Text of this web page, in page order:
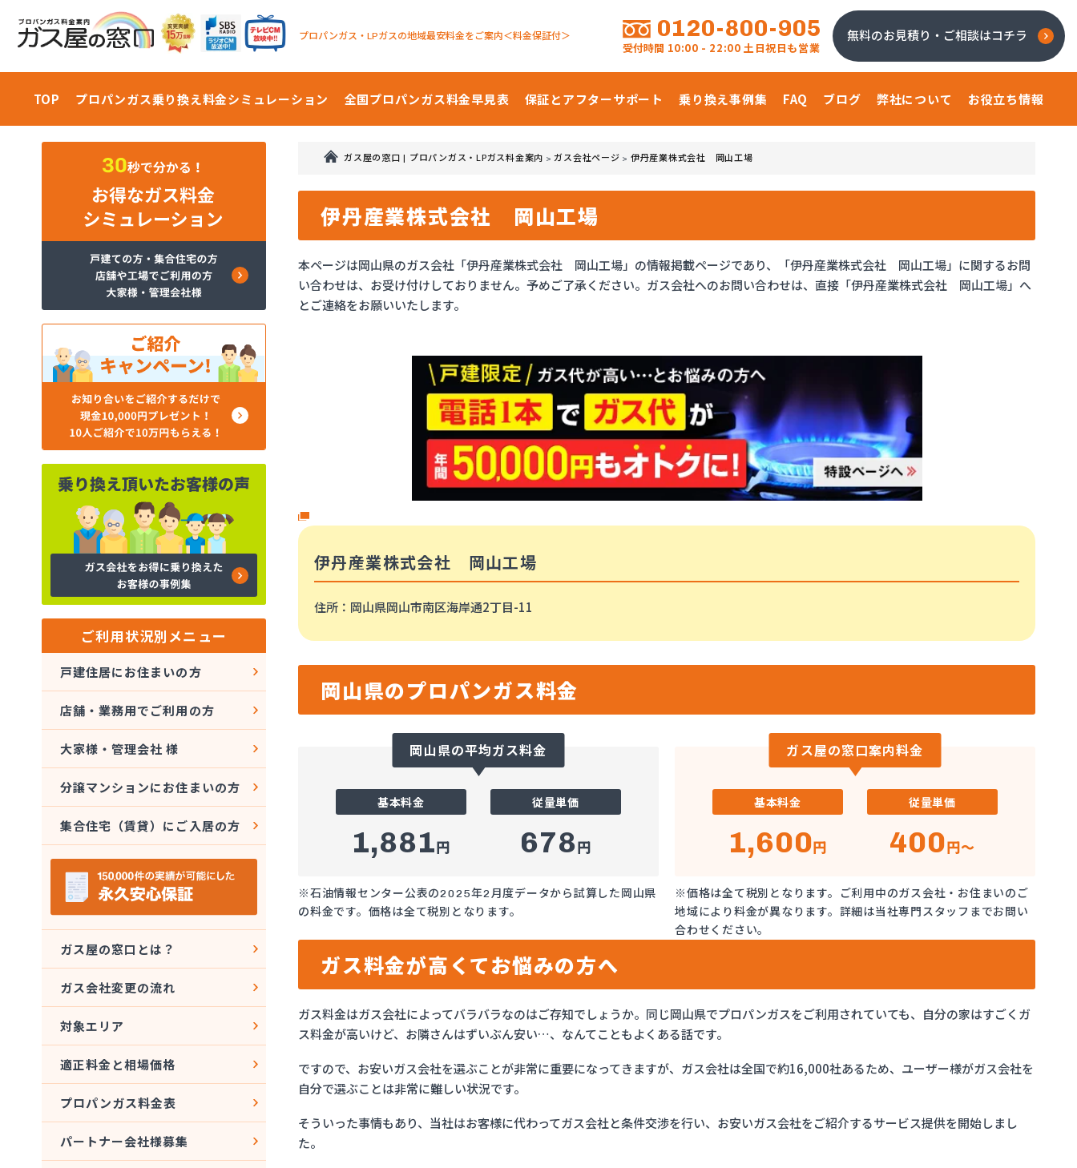
プロパンガス・LPガスの地域最安料金をご案内＜料金保証付＞ 0120-800-905
受付時間 10:00 - 22:00 土日祝日も営業
無料のお見積り・ご相談はコチラ
TOP プロパンガス乗り換え料金シミュレーション 全国プロパンガス料金早見表 保証とアフターサポート 乗り換え事例集 FAQ ブログ 弊社について お役立ち情報
ガス屋の窓口 | プロパンガス・LPガス料金案内 >ガス会社ページ > 伊丹産業株式会社 岡山工場
伊丹産業株式会社 岡山工場
本ページは岡山県のガス会社「伊丹産業株式会社 岡山工場」の情報掲載ページであり、「伊丹産業株式会社 岡山工場」に関するお問
い合わせは、お受け付けしておりません。予めご了承ください。ガス会社へのお問い合わせは、直接「伊丹産業株式会社 岡山工場」へ
とご連絡をお願いいたします。
伊丹産業株式会社 岡山工場
住所 ：岡山県岡山市南区海岸通2丁目-11
岡山県のプロパンガス料金
岡山県の平均ガス料金
基本料金
1,881円
従量単価
678円
※石油情報センター公表の2025年2月度データから試算した岡山県
の料金です。価格は全て税別となります。
ガス屋の窓口案内料金
基本料金
1,600円
従量単価
400円～
※価格は全て税別となります。ご利用中のガス会社・お住まいのご
地域により料金が異なります。詳細は当社専門スタッフまでお問い
合わせください。
ガス料金が高くてお悩みの方へ
ガス料金はガス会社によってバラバラなのはご存知でしょうか。同じ岡山県でプロパンガスをご利用されていても、自分の家はすごくガ
ス料金が高いけど、お隣さんはずいぶん安い…、なんてこともよくある話です。
ですので、お安いガス会社を選ぶことが非常に重要になってきますが、ガス会社は全国で約16,000社あるため、ユーザー様がガス会社を
自分で選ぶことは非常に難しい状況です。
そういった事情もあり、当社はお客様に代わってガス会社と条件交渉を行い、お安いガス会社をご紹介するサービス提供を開始しまし
た。
ご利用状況別メニュー
戸建住居にお住まいの方
店舗・業務用でご利用の方
大家様・管理会社 様
分譲マンションにお住まいの方
集合住宅（賃貸）にご入居の方
ガス屋の窓口とは？
ガス会社変更の流れ
対象エリア
適正料金と相場価格
プロパンガス料金表
パートナー会社様募集